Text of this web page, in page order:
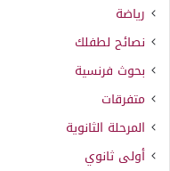
رياضة
نصائح لطفلك
بحوث فرنسية
متفرقات
المرحلة الثانوية
أولى ثانوي